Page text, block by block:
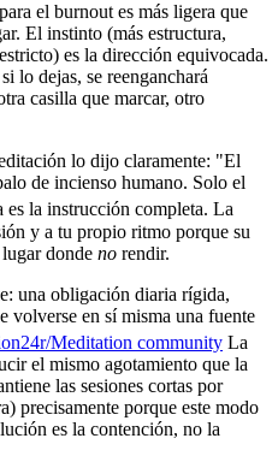
el burnout es más ligera que
El instinto (más estructura,
es la dirección equivocada.
lo dejas, se reenganchará
casilla que marcar, otro
lo dijo claramente: "El
de incienso humano. Solo el
es la instrucción completa. La
y a tu propio ritmo porque su
donde no rendir.
una obligación diaria rígida,
volverse en sí misma una fuente
24r/Meditation community La
el mismo agotamiento que la
las sesiones cortas por
precisamente porque este modo
es la contención, no la